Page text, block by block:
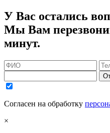
У Вас остались
Мы Вам
минут.
Согласен на обработку
×